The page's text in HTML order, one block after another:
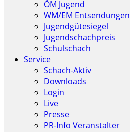
ÖM Jugend
WM/EM Entsendungen
Jugendgütesiegel
Jugendschachpreis
Schulschach
Service
Schach-Aktiv
Downloads
Login
Live
Presse
PR-Info Veranstalter